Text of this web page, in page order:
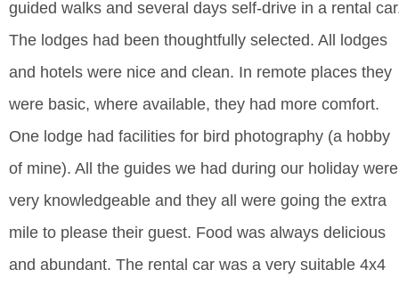
guided walks and several days self-drive in a rental
The lodges had been thoughtfully selected. All lodges
and hotels were nice and clean. In remote places they
were basic, where available, they had more comfort.
One lodge had facilities for bird photography (a hobby
of mine). All the guides we had during our holiday were
very knowledgeable and they all were going the extra
mile to please their guest. Food was always delicious
and abundant. The rental car was a very suitable 4x4